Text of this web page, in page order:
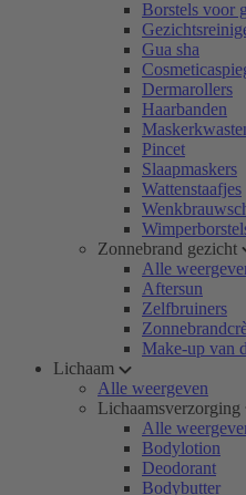
Borstels voor
Gua sha
Dermarollers
Haarbanden
Pincet
Slaapmaskers
Wattenstaafjes
Zonnebrand gezicht
Alle
Aftersun
Zelfbruiners
Make-up van
Lichaam
Alle weergeven
Lichaamsverzorging
Alle
Bodylotion
Deodorant
Bodybutter